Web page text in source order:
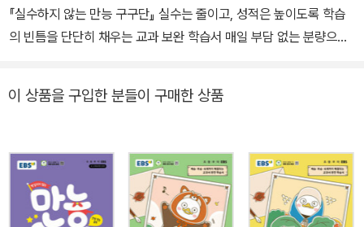
『실수하지 않는 만능 구구단』 실수는 줄이고, 성적은 높이도록 학습
의 빈틈을 단단히 채우는 교과 보완 학습서 매일 부담 없는 분량으로
마친 후에 실력을 확인할 수 있는 실전 문제를 포함합니다. 3. EBS
공합니다.
이 상품을 구입한 분들이 구매한 상품